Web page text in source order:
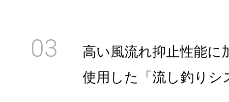
03 高い風流れ抑止性能に
使用した「流し釣りシ